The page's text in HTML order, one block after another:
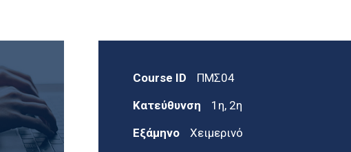
Course ID
ΠΜΣ04
Κατεύθυνση
1η, 2η
Εξάμηνο
Χειμερινό